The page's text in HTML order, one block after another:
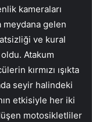
kameraları
meydana gelen
ve kural
Atakum
kırmızı ışıkta
seyir halindeki
etkisiyle her iki
motosikletliler